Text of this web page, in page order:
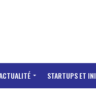
STARTUPS ET